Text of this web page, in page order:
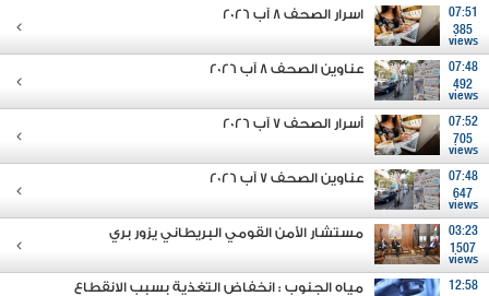
07:51
385
views
اسرار الصحف 8 آب 2026
07:48
492
views
عناوين الصحف 8 آب 2026
07:52
705
views
أسرار الصحف 7 آب 2026
07:48
647
views
عناوين الصحف 7 آب 2026
03:23
1507
views
مستشار الأمن القومي البريطاني يزور بري
12:58
مياه الجنوب : انخفاض التغذية بسبب الانقطاع